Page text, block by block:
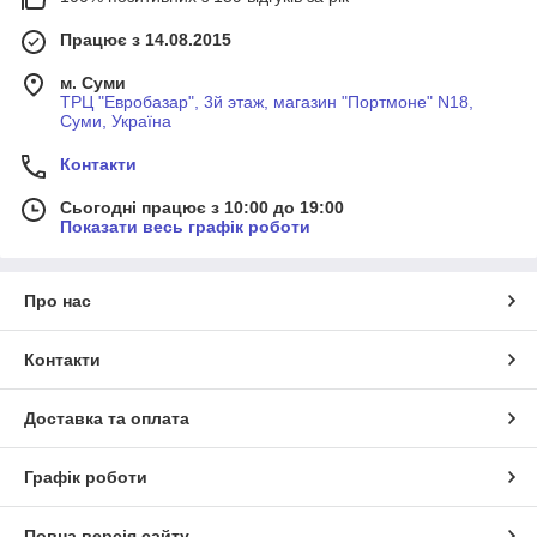
Працює з 14.08.2015
м. Суми
ТРЦ "Евробазар", 3й этаж, магазин "Портмоне" N18,
Суми, Україна
Контакти
Сьогодні працює з 10:00 до 19:00
Показати весь графік роботи
Про нас
Контакти
Доставка та оплата
Графік роботи